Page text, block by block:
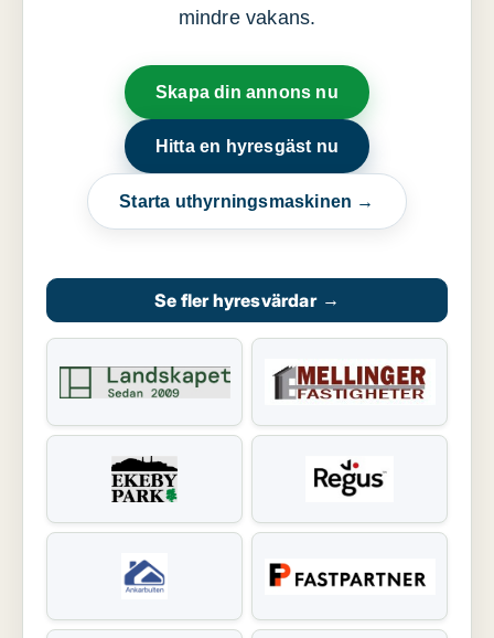
mindre vakans.
Skapa din annons nu
Hitta en hyresgäst nu
Starta uthyrningsmaskinen →
Se fler hyresvärdar →